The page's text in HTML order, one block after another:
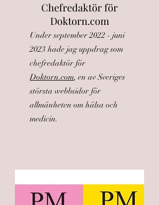
Chefredaktör för
Doktorn.com
Under september 2022 - juni
2023 hade jag uppdrag som
chefredaktör för
Doktorn.com, en av Sveriges
största webbsidor för
allmänheten om hälsa och
medicin.